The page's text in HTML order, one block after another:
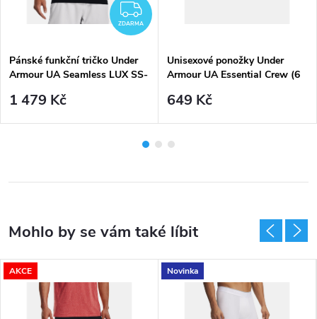
ZDARMA
ZDARMA
Pánské funkční tričko Under
Armour UA Seamless LUX SS-
1 479 Kč
Unisexové ponožky Under
Armour UA Essential Crew (6
649 Kč
AKCE Novinka